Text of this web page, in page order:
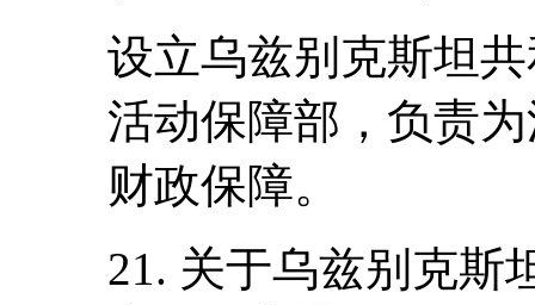
设立乌兹别克斯坦
活动保障部，负责
财政保障。
21. 关于乌兹别克斯